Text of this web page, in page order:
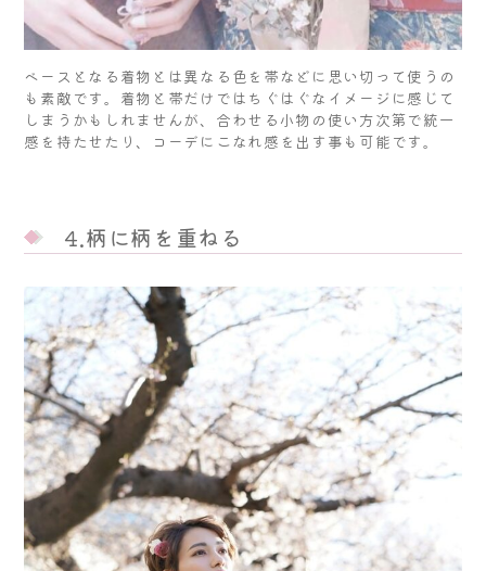
ベースとなる着物とは異なる色を帯などに思い切って使うの
も素敵です。着物と帯だけではちぐはぐなイメージに感じて
しまうかもしれませんが、合わせる小物の使い方次第で統一
感を持たせたり、コーデにこなれ感を出す事も可能です。
4.柄に柄を重ねる